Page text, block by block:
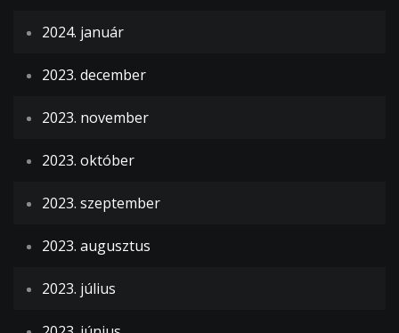
2024. január
2023. december
2023. november
2023. október
2023. szeptember
2023. augusztus
2023. július